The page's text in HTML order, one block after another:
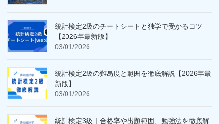
統計検定2級のチートシートと独学で受かるコツ
【2026年最新版】
03/01/2026
統計検定2級の難易度と範囲を徹底解説【2026年最
新版】
03/01/2026
統計検定3級｜合格率や出題範囲、勉強法を徹底解